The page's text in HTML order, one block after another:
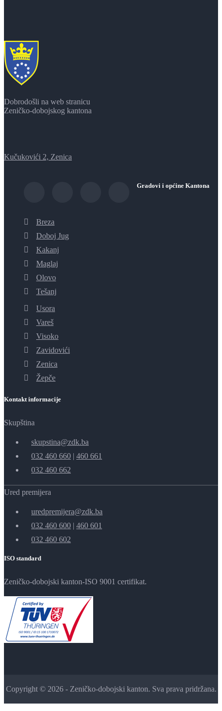
Dobrodošli na web stranicu
Zeničko-dobojskog kantona
Kučukovići 2, Zenica
Gradovi i općine Kantona
Breza
Doboj Jug
Kakanj
Maglaj
Olovo
Tešanj
Usora
Vareš
Visoko
Zavidovići
Zenica
Žepče
Kontakt informacije
Skupština
skupstina@zdk.ba
032 460 660 | 460 661
032 460 662
Ured premijera
uredpremijera@zdk.ba
032 460 600 | 460 601
032 460 602
ISO standard
Zeničko-dobojski kanton-ISO 9001 certifikat.
Copyright © 2026 - Zeničko-dobojski kanton. Sva prava pridržana.